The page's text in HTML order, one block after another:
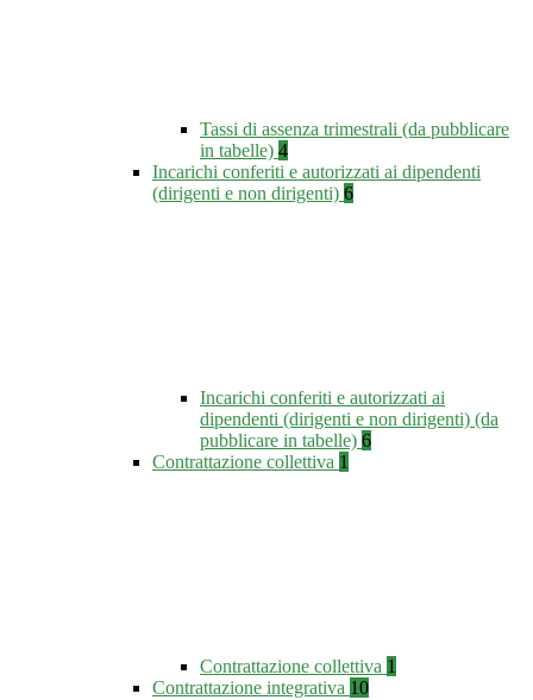
Tassi di assenza trimestrali (da pubblicare
in tabelle) 4
Incarichi conferiti e autorizzati ai dipendenti
(dirigenti e non dirigenti) 6
Incarichi conferiti e autorizzati ai
dipendenti (dirigenti e non dirigenti) (da
pubblicare in tabelle) 6
Contrattazione collettiva 1
Contrattazione collettiva 1
Contrattazione integrativa 10